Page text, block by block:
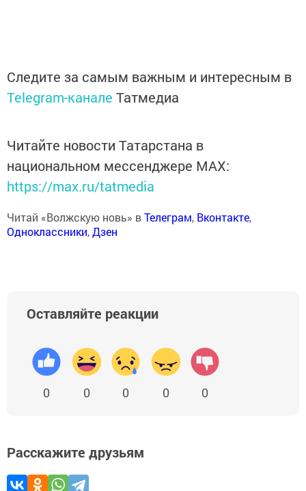
Следите за самым важным и интересным в
Telegram-канале Татмедиа
Читайте новости Татарстана в
национальном мессенджере MАХ:
https://max.ru/tatmedia
Читай «Волжскую новь» вТелеграм, Вконтакте,
Одноклассники,Дзен
Оставляйте реакции
0 0 0 0 0
Расскажите друзьям